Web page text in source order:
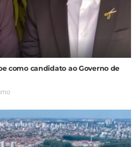
como candidato ao Governo de